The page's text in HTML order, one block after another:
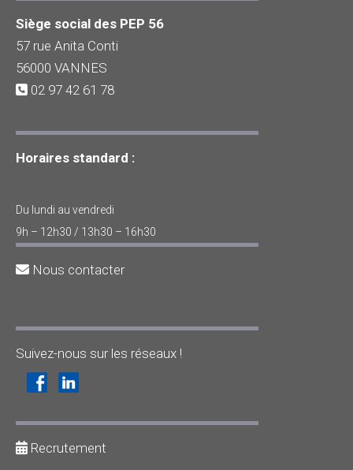
Siège social des PEP 56
57 rue Anita Conti
56000 VANNES
02 97 42 61 78
Horaires standard :
Du lundi au vendredi
9h – 12h30 / 13h30 – 16h30
Nous contacter
Suivez-nous sur les réseaux !
Recrutement